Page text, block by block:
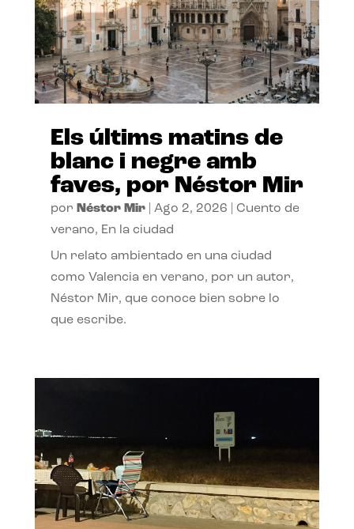
Els últims matins de
blanc i negre amb
faves, por Néstor Mir
por Néstor Mir| Ago 2, 2026
Cuento de
verano, En la ciudad
Un relato ambientado en una ciudad
como Valencia en verano, por un autor,
Néstor Mir, que conoce bien sobre lo
que escribe.